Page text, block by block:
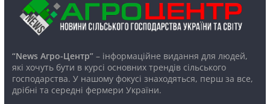
“News Агро-Центр”– інформаційне видання для людей,
які хочуть бути в курсі основних трендів сільського
господарства. У нашому фокусі знаходяться, перш за все,
дрібні та середні фермери України.